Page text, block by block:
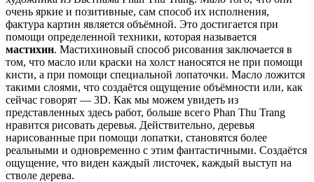
очень яркие и позитивные, сам способ их исполнения,
фактура картин является объёмной. Это достигается при
помощи определенной техники, которая называется
мастихин. Мастихиновый способ рисования заключается в
том, что масло или краски на холст наносятся не при помощи
кисти, а при помощи специальной лопаточки. Масло ложится
такими слоями, что создаётся ощущение объёмности или, как
сейчас говорят — 3D. Как мы можем увидеть из
представленных здесь работ, больше всего Phan Thu Trang
нравится рисовать деревья. Действительно, деревья
нарисованные при помощи лопатки, становятся более
реальными и одновременно с этим фантастичными. Создаётся
ощущение, что виден каждый листочек, каждый выступ на
стволе дерева.